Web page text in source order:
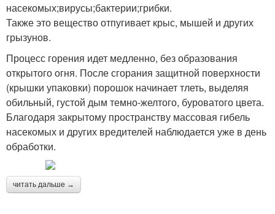
Шашка против комаров Самодельные шашки
Шашки от комаров Шашки от насекомых
Шашка для сада
насекомых;вирусы;бактерии;грибки.
Также это вещество отпугивает крыс, мышей и других
грызунов.
Процесс горения идет медленно, без образования
открытого огня. После сгорания защитной поверхности
(крышки упаковки) порошок начинает тлеть, выделяя
обильный, густой дым темно-желтого, буроватого цвета.
Благодаря закрытому пространству массовая гибель
насекомых и других вредителей наблюдается уже в день
обработки.
читать дальше →